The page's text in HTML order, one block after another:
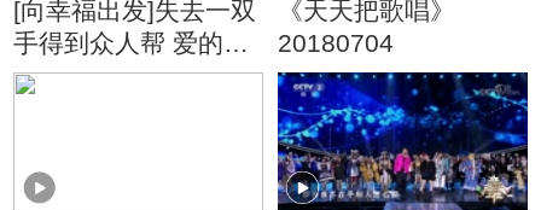
[向幸福出发]失去一双
手得到众人帮 爱的路
上我的手也是你的手
《天天把歌唱》
20180704